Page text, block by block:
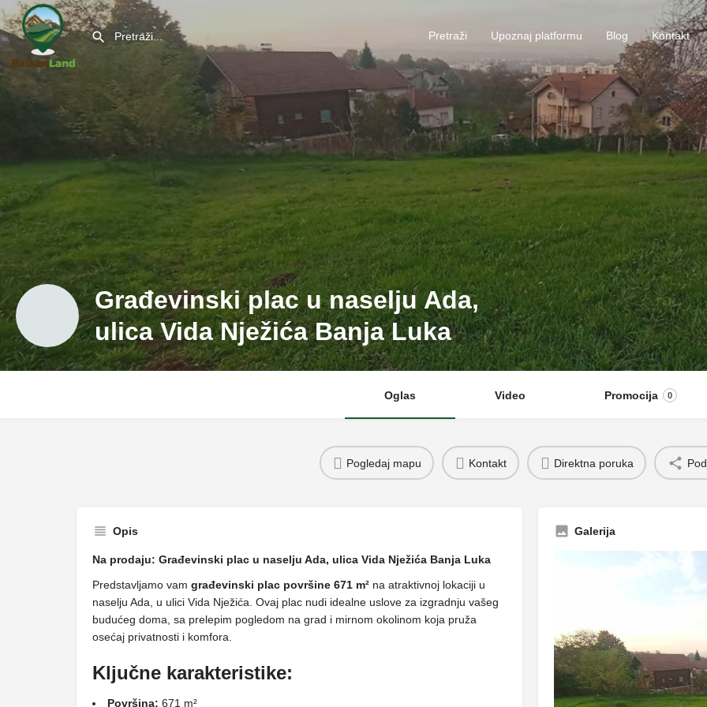
Pretraži Upoznaj platformu Blog Kontakt
Građevinski plac u naselju Ada,
ulica Vida Nježića Banja Luka
Oglas Video Promocija 0
Pogledaj mapu Kontakt Direktna poruka
Opis
Na prodaju: Građevinski plac u naselju Ada, ulica Vida Nježića Banja Luka
Predstavljamo vam građevinski plac površine 671 m² na atraktivnoj lokaciji u
naselju Ada, u ulici Vida Nježića. Ovaj plac nudi idealne uslove za izgradnju vašeg
budućeg doma, sa prelepim pogledom na grad i mirnom okolinom koja pruža
osećaj privatnosti i komfora.
Ključne karakteristike:
Površina: 671 m²
Galerija